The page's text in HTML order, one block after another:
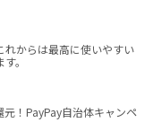
からは最高に使いやすい
。
元！PayPay自治体キャンペ